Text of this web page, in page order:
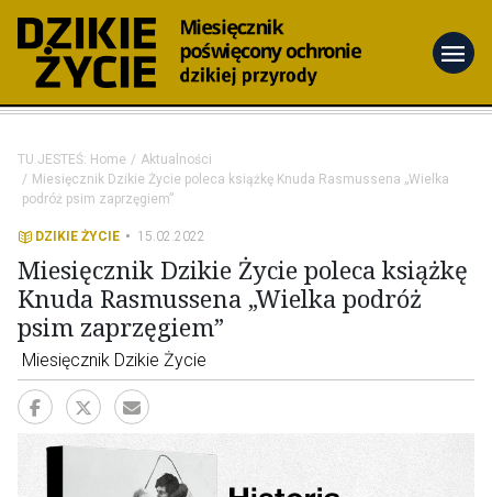
menu
TU JESTEŚ: Home
Aktualności
Miesięcznik Dzikie Życie poleca książkę Knuda Rasmussena „Wielka
podróż psim zaprzęgiem”
DZIKIE ŻYCIE 15.02.2022
Miesięcznik Dzikie Życie poleca książkę
Knuda Rasmussena „Wielka podróż
psim zaprzęgiem”
Miesięcznik Dzikie Życie